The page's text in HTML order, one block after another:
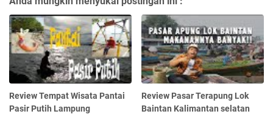
Review Tempat Wisata Pantai
Pasir Putih Lampung
Review Pasar Terapung Lok
Baintan Kalimantan selatan